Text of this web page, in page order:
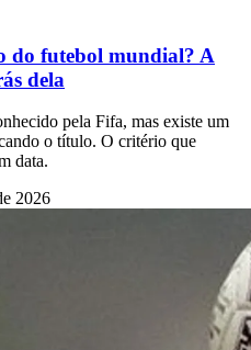
do futebol mundial? A
dela
pela Fifa, mas existe um
o título. O critério que
data.
2026